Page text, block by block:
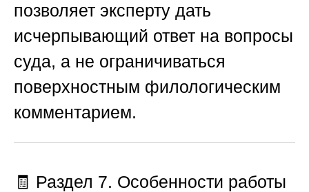
позволяет эксперту дать
исчерпывающий ответ на вопросы
суда, а не ограничиваться
поверхностным филологическим
комментарием.
🧾 Раздел 7. Особенности работы